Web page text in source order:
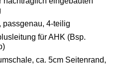
passgenau, 4-teilig
für AHK (Bsp.
ca. 5cm Seitenrand,